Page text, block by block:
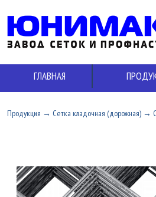
ГЛАВНАЯ
Продукция → Сетка кладочная (дорожная) →